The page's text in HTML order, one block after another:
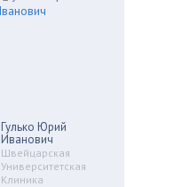
Гулько Юрий
Иванович
Швейцарская
Университетская
Клиника